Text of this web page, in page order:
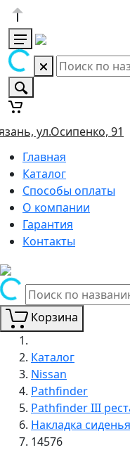
ул.Осипенко, 91
Главная
Каталог
Способы оплаты
О компании
Гарантия
Контакты
Корзина
Каталог
Nissan
Pathfinder
Pathfinder III
Накладка сиденья
14576